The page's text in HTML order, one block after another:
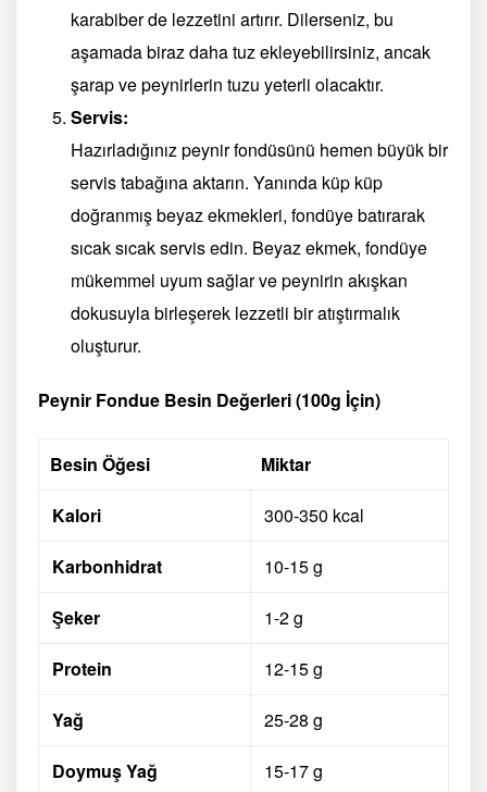
karabiber de lezzetini artırır. Dilerseniz, bu
aşamada biraz daha tuz ekleyebilirsiniz, ancak
şarap ve peynirlerin tuzu yeterli olacaktır.
Servis:
Hazırladığınız peynir fondüsünü hemen büyük bir
servis tabağına aktarın. Yanında küp küp
doğranmış beyaz ekmekleri, fondüye batırarak
sıcak sıcak servis edin. Beyaz ekmek, fondüye
mükemmel uyum sağlar ve peynirin akışkan
dokusuyla birleşerek lezzetli bir atıştırmalık
oluşturur.
Peynir Fondue Besin Değerleri (100g İçin)
Besin Öğesi Miktar
Kalori 300-350 kcal
Karbonhidrat 10-15 g
Şeker 1-2 g
Protein 12-15 g
Yağ 25-28 g
Doymuş Yağ 15-17 g